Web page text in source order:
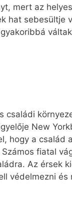
mert az
hat sebesültje
New
hogy a család
fiatal
Az érsek
védelmezni és